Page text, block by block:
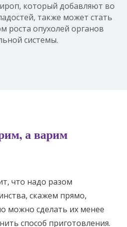
который добавляют во
также может стать
роста опухолей органов
системы.
а варим
что надо разом
скажем прямо,
можно сделать их менее
способ приготовления.